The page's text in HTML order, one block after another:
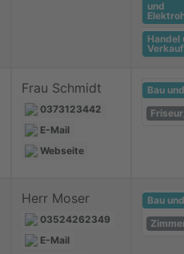
und
Handel
Verkauf
Frau Schmidt
0373123442
E-Mail
Webseite
Bau
Herr Moser
03524262349
E-Mail
Bau